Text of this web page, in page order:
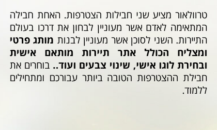
טרוולאור מציע שני חבילות הצטרפות. האחת חבילה
המתאימה לאדם אשר מעוניין לבחון את דרכו בעולם
התיירות. השני לסוכן אשר מעוניין לבנות מותג פרטי
ומצליח הכולל אתר תיירות מותאם אישית
ובחירת לוגו אישי, שינוי צבעים ועוד.. בוחרים את
חבילת ההצטרפות הטובה ביותר עבורכם ומתחילים
ללמוד.